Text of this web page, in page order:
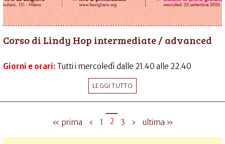
Corso di Lindy Hop intermediate / advanced
Giorni e orari: Tutti i mercoledì dalle 21.40 alle 22.40
LEGGI TUTTO
« prima ‹ 1 2 3 › ultima »